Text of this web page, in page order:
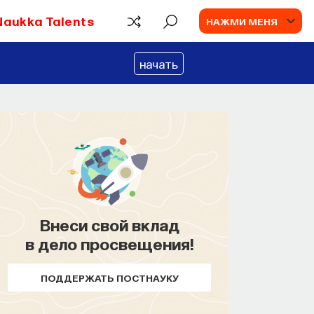
Talents НАЖМИ МЕНЯ
начать
Внеси свой вклад
в дело просвещения!
ПОДДЕРЖАТЬ ПОСТНАУКУ
Наука сна: как управлять
своим сном